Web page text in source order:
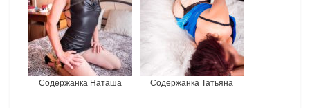
Содержанка Наташа Содержанка Татьяна